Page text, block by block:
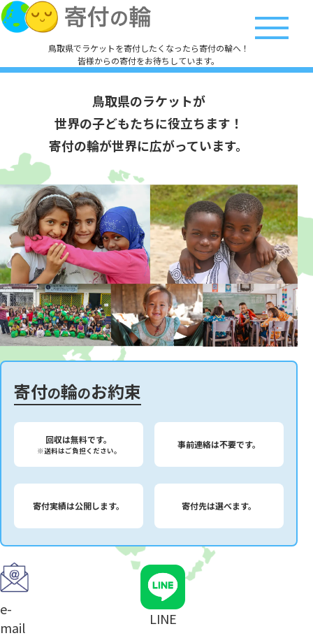
鳥取県でラケットを寄付したくなったら寄付の輪へ！
皆様からの寄付をお待ちしています。
鳥取県のラケットが
世界の子どもたちに役立ちます！
寄付の輪が世界に広がっています。
寄付の輪のお約束
回収は無料です。
※送料はご負担ください。
事前連絡は不要です。
寄付実績は公開します。 寄付先は選べます。
e-
mail
LINE